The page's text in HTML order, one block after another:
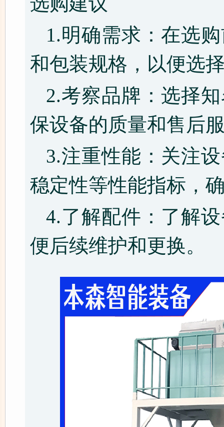
1.明确需求：在选
和包装规格，以便选
2.考察品牌：选择
保设备的质量和售后
3.注重性能：关注
稳定性等性能指标，
4.了解配件：了解
便后续维护和更换。